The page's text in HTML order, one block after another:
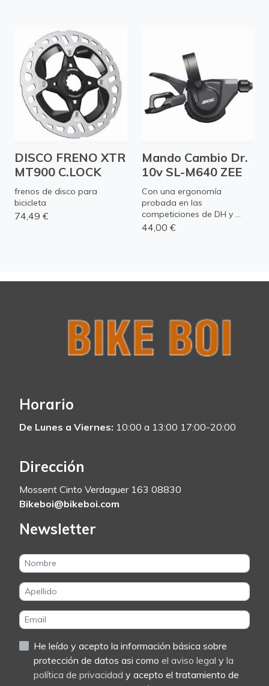
DISCO FRENO XTR
MT900 C.LOCK
frenos de disco para
bicicleta
74,49 €
Mando Cambio Dr.
10v SL-M640 ZEE
Con una ergonomía
probada en las
competiciones de DH y ...
44,00 €
Horario
De Lunes a Viernes: 10:00 a 13:00 17:00-20:00
Dirección
Mossent Cinto Verdaguer 163 08830
Bikeboi@bikeboi.com
Newsletter
He leído y acepto la información básica sobre
protección de datos asi como el aviso legal y la
política de privacidad y acepto el tratamiento de